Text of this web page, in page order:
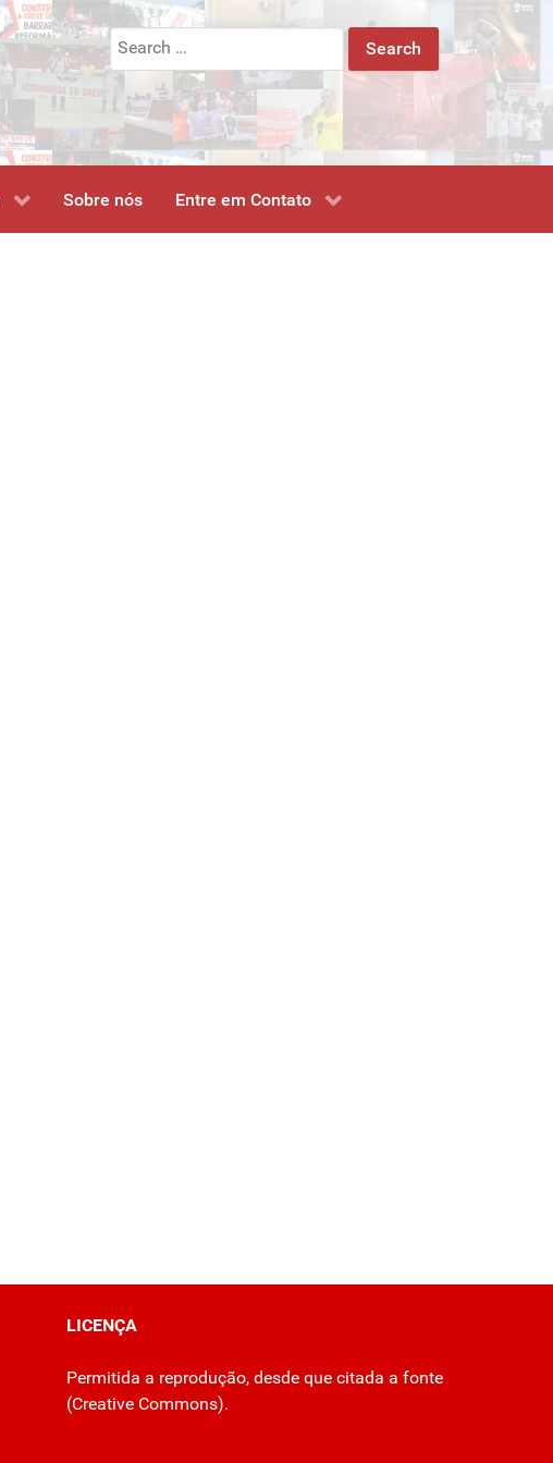
Search
for:
Sobre nós Entre em Contato
LICENÇA
Permitida a reprodução, desde que citada a fonte
(Creative Commons).